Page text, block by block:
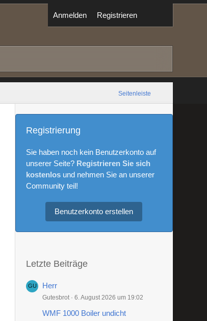
Anmelden Registrieren
Seitenleiste
Registrierung
Sie haben noch kein Benutzerkonto auf
unserer Seite? Registrieren Sie sich
kostenlosund nehmen Sie an unserer
Community teil!
Benutzerkonto erstellen
Letzte Beiträge
Herr
Gutesbrot 6. August 2026 um 19:02
WMF 1000 Boiler undicht